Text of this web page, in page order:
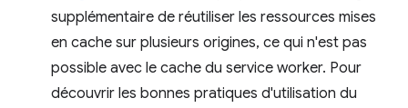
supplémentaire de réutiliser les ressources mises
en cache sur plusieurs origines, ce qui n'est pas
possible avec le cache du service worker. Pour
découvrir les bonnes pratiques d'utilisation du